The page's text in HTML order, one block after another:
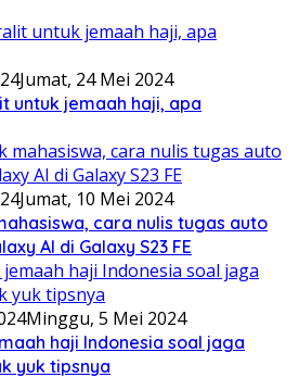
Jumat, 24 Mei 2024
untuk jemaah haji, apa
Jumat, 10 Mei 2024
cara nulis tugas auto
AI di Galaxy S23 FE
Minggu, 5 Mei 2024
haji Indonesia soal jaga
yuk tipsnya